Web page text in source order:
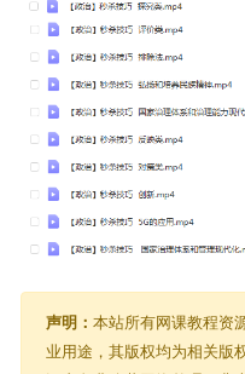
声明： 本站所有网课教程资
业用途，其版权均为相关版